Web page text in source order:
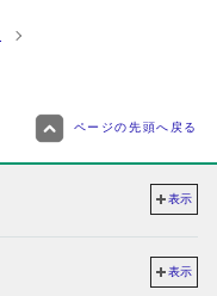
ページの先頭へ戻る
表示
表示